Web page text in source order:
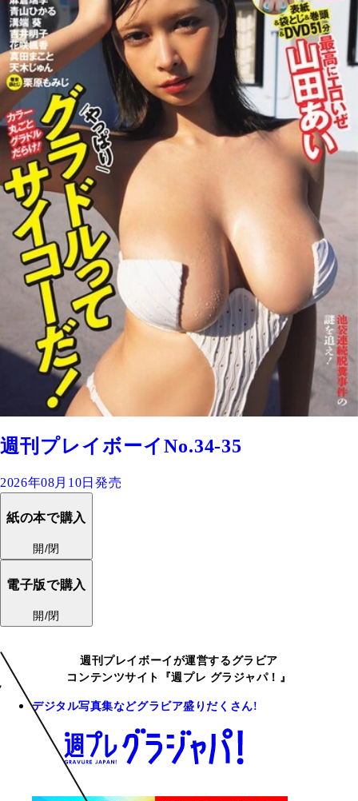
週刊プレイボーイNo.34-35
2026年08月10日発売
紙の本で購入
開/閉
電子版で購入
開/閉
週刊プレイボーイが運営するグラビア
コンテンツサイト『週プレ グラジャパ！』
デジタル写真集などグラビア盛りだくさん!